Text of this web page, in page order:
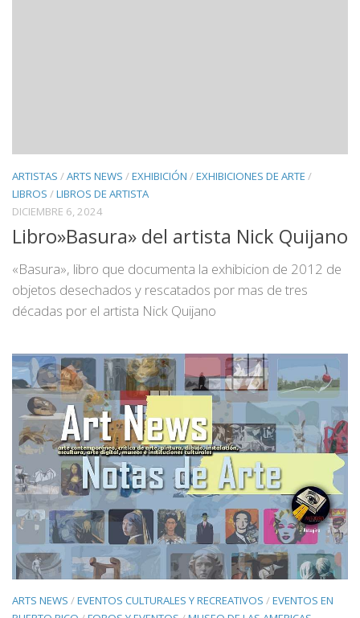
ARTISTAS /ARTS NEWS /EXHIBICIÓN /EXHIBICIONES DE ARTE /
LIBROS /LIBROS DE ARTISTA
DICIEMBRE 6, 2024
Libro»Basura» del artista Nick Quijano
«Basura», libro que documenta la exhibicion de 2012 de
objetos desechados y rescatados por mas de tres
décadas por el artista Nick Quijano
ARTS NEWS /EVENTOS CULTURALES Y RECREATIVOS /EVENTOS EN